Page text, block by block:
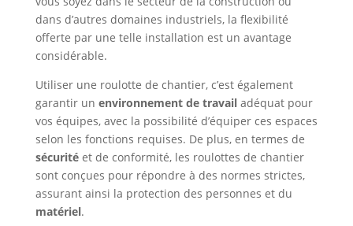
dans d’autres domaines industriels, la flexibilité
offerte par une telle installation est un avantage
considérable.
Utiliser une roulotte de chantier, c’est également
garantir un environnement de travailadéquat pour
vos équipes, avec la possibilité d’équiper ces espaces
selon les fonctions requises. De plus, en termes de
sécuritéet de conformité, les roulottes de chantier
sont conçues pour répondre à des normes strictes,
assurant ainsi la protection des personnes et du
matériel.